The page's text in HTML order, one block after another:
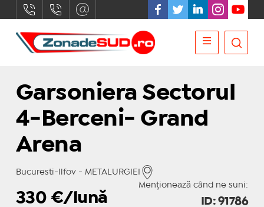
Garsoniera Sectorul
4-Berceni- Grand
Arena
Bucuresti-Ilfov - METALURGIEI
Menționează când ne suni:
330 €/lună ID: 91786